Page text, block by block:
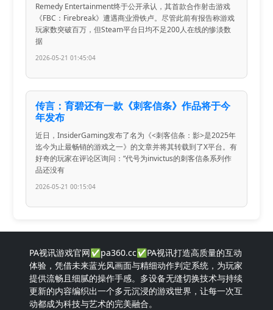
Remedy Entertainment终于公开承认，其首款合作射击游戏
《FBC：Firebreak》遭遇商业滑铁卢。尽管此前有报告称游戏
玩家数突破百万，但Steam平台日均不足200人在线的惨淡数
据
2026-05-21 01:45:04
传言：育碧还有一款《刺客信条》作品将于今
年发布
近日，InsiderGaming发布了名为《<刺客信条：影>是2025年
迄今为止最畅销的游戏之一》的文章并将其转载到了X平台。有
好奇的玩家在评论区询问：“代号为invictus的刺客信条系列作
品还没有
2026-05-21 00:15:04
PA视讯游戏官网✅pa360.cc✅PA视讯打造高质量的互动
体验，凭借未来蓝光风画面与精细动作判定系统，为玩家
提供流畅且细腻的操作手感。多设备无缝切换技术与持续
更新的内容编织出一个多元沉浸的游戏世界，让每一次互
动都成为科技与艺术的完美融合。